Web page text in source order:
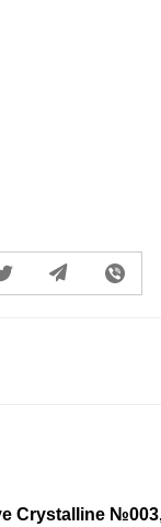
Crystalline